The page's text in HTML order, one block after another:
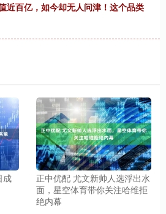
近百亿，如今却无人问津！这个品类
成
正中优配 尤文新帅人选浮出水
面，星空体育带你关注哈维拒
绝内幕